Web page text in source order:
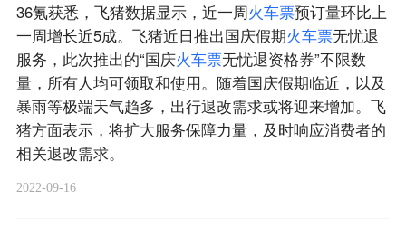
36氪获悉，飞猪数据显示，近一周火车票预订量环比上
一周增长近5成。飞猪近日推出国庆假期火车票无忧退
服务，此次推出的“国庆火车票无忧退资格券”不限数
量，所有人均可领取和使用。随着国庆假期临近，以及
暴雨等极端天气趋多，出行退改需求或将迎来增加。飞
猪方面表示，将扩大服务保障力量，及时响应消费者的
相关退改需求。
2022-09-16